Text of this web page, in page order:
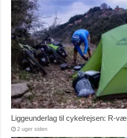
Liggeunderlag til cykelrejsen: R-
2 uger siden